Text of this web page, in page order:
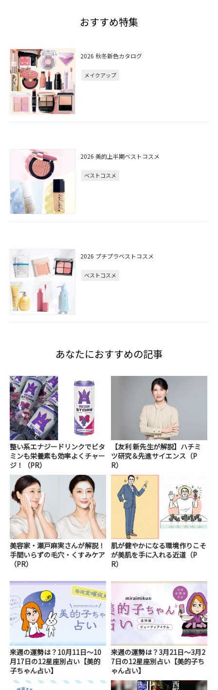
おすすめ特集
2026 秋冬新色カタログ
メイクアップ
2026 美的上半期ベストコスメ
ベストコスメ
2026 プチプラベストコスメ
ベストコスメ
あなたにおすすめの記事
整い系エナジードリンクでビタ
ミンも栄養素も効率よくチャー
ジ！（PR）
【友利 新先生が解説】ハチミ
ツ研究＆先進サイエンス（P
R）
美容家・瀬戸麻実さんが解説！
手間いらずの毛穴・くすみケア
（PR）
肌が健やかになる環境作りこそ
が美肌を手に入れる近道（P
R）
来週の運勢は？10月11日～10
月17日の12星座別占い【美的
子ちゃん占い】
来週の運勢は？3月21日～3月2
7日の12星座別占い【美的子ち
ゃん占い】